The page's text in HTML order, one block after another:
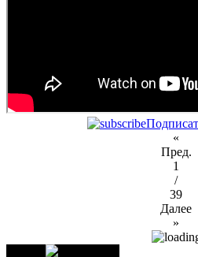
«
Пред.
1
/
39
Далее
»